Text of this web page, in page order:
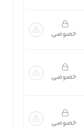
خصوصی
خصوصی
خصوصی